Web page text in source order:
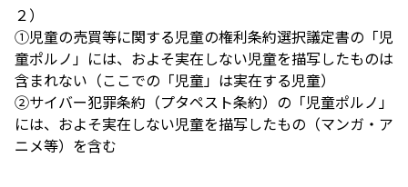
２）
①児童の売買等に関する児童の権利条約選択議定書の「児
童ポルノ」には、およそ実在しない児童を描写したものは
含まれない（ここでの「児童」は実在する児童）
②サイバー犯罪条約（プタペスト条約）の「児童ポルノ」
には、およそ実在しない児童を描写したもの（マンガ・ア
ニメ等）を含む